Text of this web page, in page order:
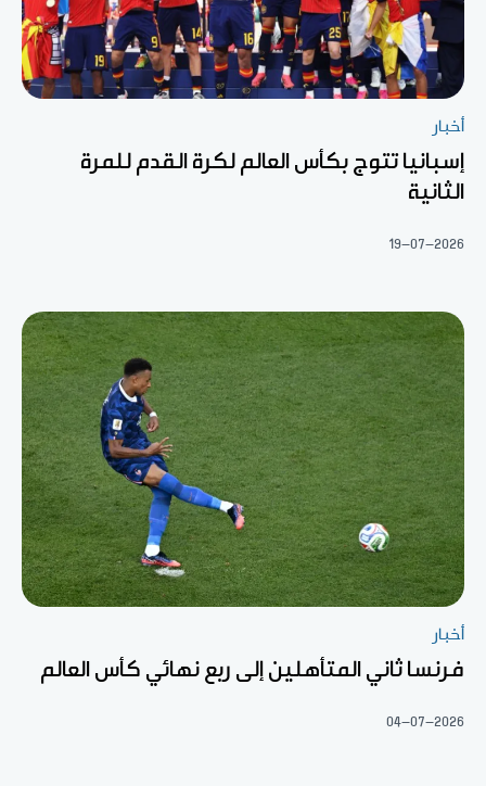
أخبار
إسبانيا تتوج بكأس العالم لكرة القدم للمرة
الثانية
19-07-2026
أخبار
فرنسا ثاني المتأهلين إلى ربع نهائي كأس العالم
04-07-2026